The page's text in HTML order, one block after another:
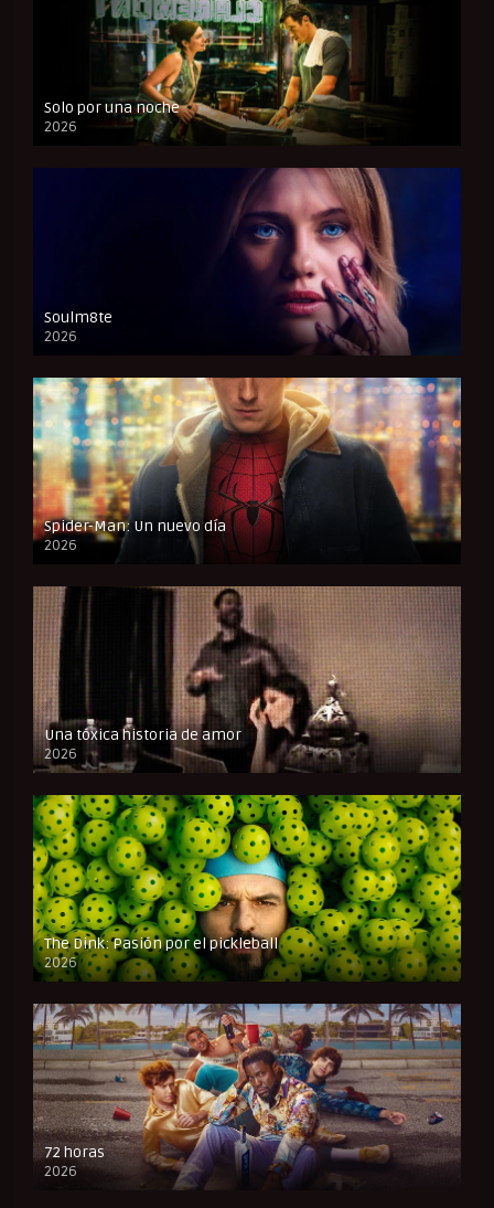
Solo por una noche
2026
CAM
Soulm8te
2026
FULL HD
Spider-Man: Un nuevo día
2026
CAM
Una tóxica historia de amor
2026
FULL HD
The Dink: Pasión por el pickleball
2026
FULL HD
72 horas
2026
FULL HD